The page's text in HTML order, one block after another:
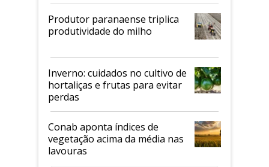
Produtor paranaense triplica
produtividade do milho
Inverno: cuidados no cultivo de
hortaliças e frutas para evitar
perdas
Conab aponta índices de
vegetação acima da média nas
lavouras